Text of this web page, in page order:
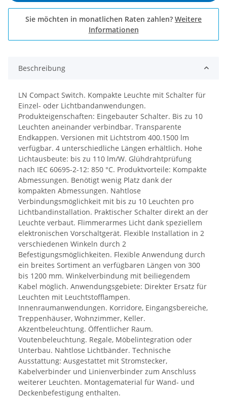
Sie möchten in monatlichen Raten zahlen? Weitere
Informationen
Beschreibung
LN Compact Switch. Kompakte Leuchte mit Schalter für
Einzel- oder Lichtbandanwendungen.
Produkteigenschaften: Eingebauter Schalter. Bis zu 10
Leuchten aneinander verbindbar. Transparente
Endkappen. Versionen mit Lichtstrom 400.1500 lm
verfügbar. 4 unterschiedliche Längen erhältlich. Hohe
Lichtausbeute: bis zu 110 lm/W. Glühdrahtprüfung
nach IEC 60695-2-12: 850 °C. Produktvorteile: Kompakte
Abmessungen. Benötigt wenig Platz dank der
kompakten Abmessungen. Nahtlose
Verbindungsmöglichkeit mit bis zu 10 Leuchten pro
Lichtbandinstallation. Praktischer Schalter direkt an der
Leuchte verbaut. Flimmerarmes Licht dank speziellem
elektronischen Vorschaltgerät. Flexible Installation in 2
verschiedenen Winkeln durch 2
Befestigungsmöglichkeiten. Flexible Anwendung durch
ein breites Sortiment an verfügbaren Längen von 300
bis 1200 mm. Winkelverbindung mit beiliegendem
Kabel möglich. Anwendungsgebiete: Direkter Ersatz für
Leuchten mit Leuchtstofflampen.
Innenraumanwendungen. Korridore, Eingangsbereiche,
Treppenhäuser, Wohnzimmer, Keller.
Akzentbeleuchtung. Öffentlicher Raum.
Voutenbeleuchtung. Regale, Möbelintegration oder
Unterbau. Nahtlose Lichtbänder. Technische
Ausstattung: Ausgestattet mit Stromstecker,
Kabelverbinder und Linienverbinder zum Anschluss
weiterer Leuchten. Montagematerial für Wand- und
Deckenbefestigung enthalten.